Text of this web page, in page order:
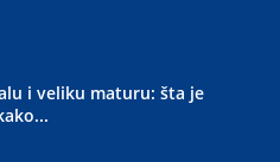
i veliku maturu: šta je